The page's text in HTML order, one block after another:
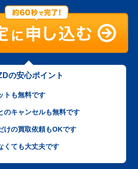
の安心ポイント
トも無料です
のキャンセルも無料です
けの買取依頼もOKです
くても大丈夫です